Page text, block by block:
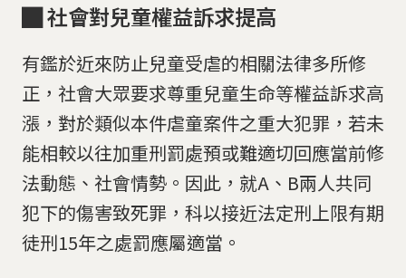
█社會對兒童權益訴求提高
有鑑於近來防止兒童受虐的相關法律多所修
正，社會大眾要求尊重兒童生命等權益訴求高
漲，對於類似本件虐童案件之重大犯罪，若未
能相較以往加重刑罰處預或難適切回應當前修
法動態、社會情勢。因此，就A、B兩人共同
犯下的傷害致死罪，科以接近法定刑上限有期
徒刑15年之處罰應屬適當。